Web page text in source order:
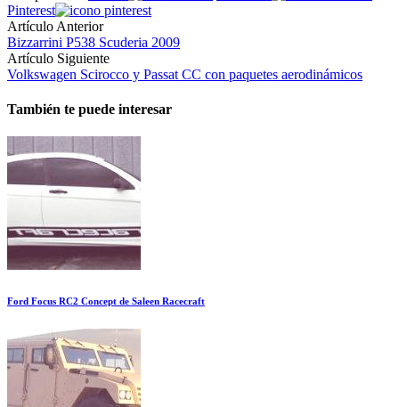
Pinterest
Artículo Anterior
Bizzarrini P538 Scuderia 2009
Artículo Siguiente
Volkswagen Scirocco y Passat CC con paquetes aerodinámicos
También te puede interesar
Ford Focus RC2 Concept de Saleen Racecraft